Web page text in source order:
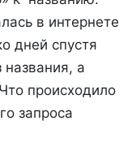
в интернете
дней спустя
а
происходило
запроса